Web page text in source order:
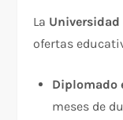
La
ofertas
Diplomado
meses de